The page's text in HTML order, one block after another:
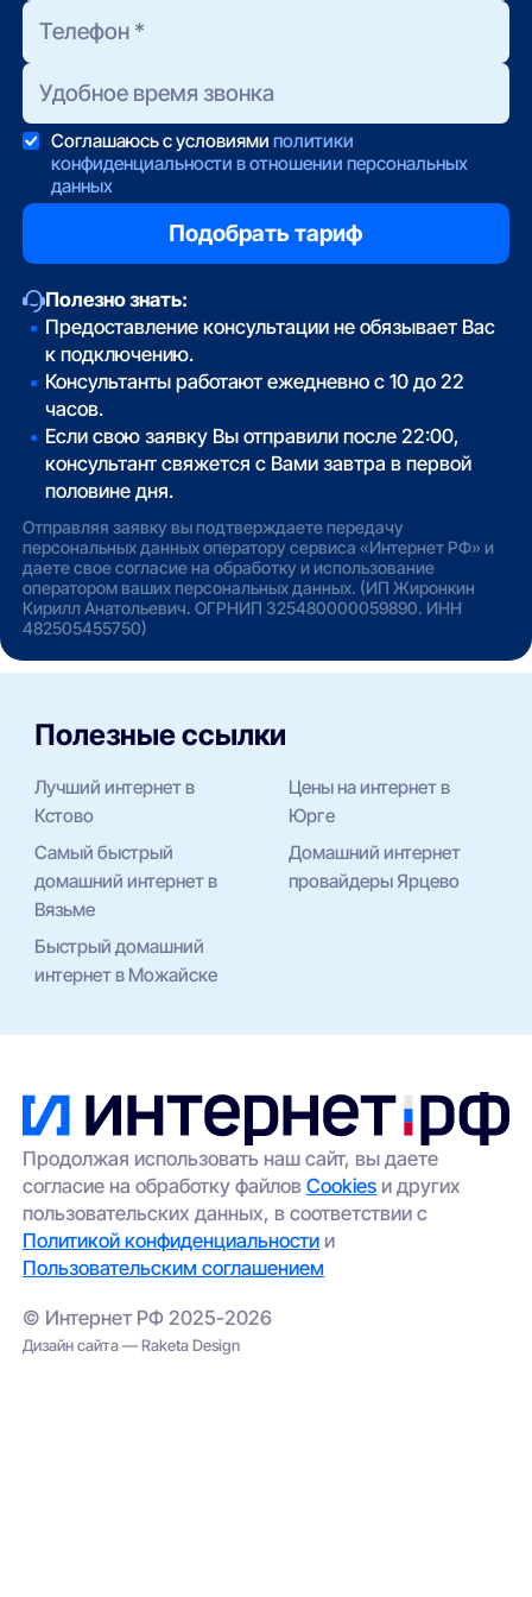
Соглашаюсь с условиями политики
конфиденциальности в отношении персональных
данных
Полезно знать:
Предоставление консультации не обязывает Вас
к подключению.
Консультанты работают ежедневно с 10 до 22
часов.
Если свою заявку Вы отправили после 22:00,
консультант свяжется с Вами завтра в первой
половине дня.
Отправляя заявку вы подтверждаете передачу
персональных данных оператору сервиса «Интернет РФ» и
даете свое согласие на обработку и использование
оператором ваших персональных данных. (ИП Жиронкин
Кирилл Анатольевич. ОГРНИП 325480000059890. ИНН
482505455750)
Полезные ссылки
Лучший интернет в
Кстово
Цены на интернет в
Юрге
Самый быстрый
домашний интернет в
Вязьме
Домашний интернет
провайдеры Ярцево
Быстрый домашний
интернет в Можайске
Продолжая использовать наш сайт, вы даете
согласие на обработку файловCookies и других
пользовательских данных, в соответствии с
Политикой конфиденциальности и
Пользовательским соглашением
© Интернет РФ 2025-2026
Дизайн сайта — Raketa Design